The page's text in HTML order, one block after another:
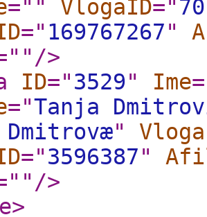
=" " VlogaID="70
=" 169767267"
" />
ID="3529" Ime
="Tanja
"
="3596387"
" />
>